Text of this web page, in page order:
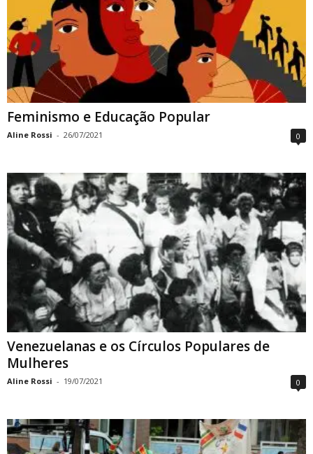
Feminismo e Educação Popular
Aline Rossi - 26/07/2021 0
Venezuelanas e os Círculos Populares de
Mulheres
Aline Rossi - 19/07/2021 0